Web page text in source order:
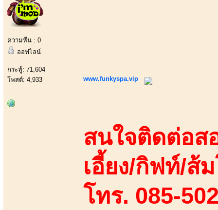
ความหื่น : 0
ออฟไลน์
กระทู้: 71,604
โพสต์: 4,933
www.funkyspa.vip
สนใจติดต่อส
เอี้ยง/กิฟท์/ส้
โทร. 085-